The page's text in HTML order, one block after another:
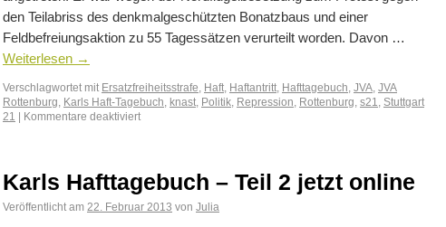
den Teilabriss des denkmalgeschützten Bonatzbaus und einer
Feldbefreiungsaktion zu 55 Tagessätzen verurteilt worden. Davon …
Weiterlesen →
Verschlagwortet mit Ersatzfreiheitsstrafe Haft Haftantritt Hafttagebuch JVA JVA
Rottenburg
Karls Haft-Tagebuch knast Politik Repression Rottenburg s21
Stuttgart
21 | Kommentare deaktiviert
Karls Hafttagebuch – Teil 2 jetzt online
Veröffentlicht am 22. Februar 2013 von Julia